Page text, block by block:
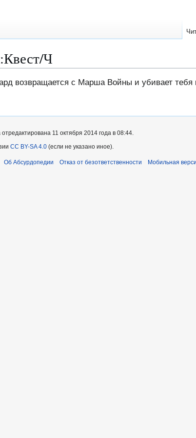
:Квест/Ч
возвращается с Марша Войны и убивает тебя
11 октября 2014 года в 08:44.
CC BY-SA 4.0 (если не указано иное).
Об Абсурдопедии Отказ от безответственности Мобильная